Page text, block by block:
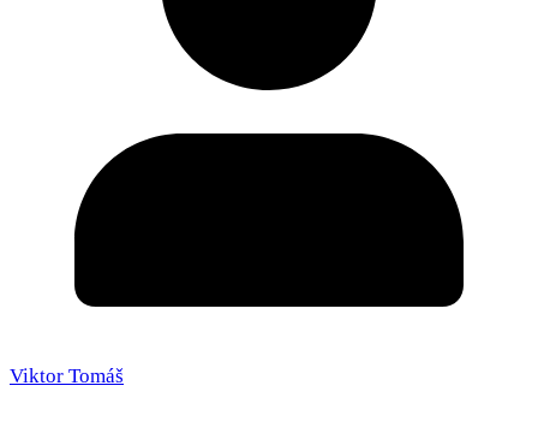
Viktor Tomáš